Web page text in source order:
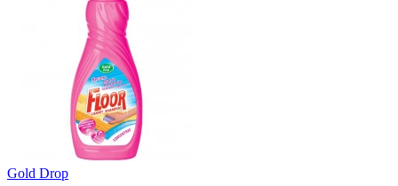
Gold Drop